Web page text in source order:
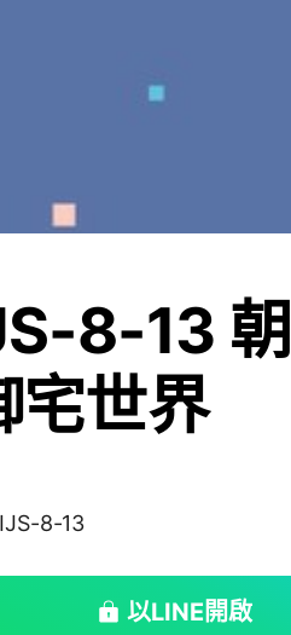
8-13 朝
宅世界
8-13
以LINE開啟